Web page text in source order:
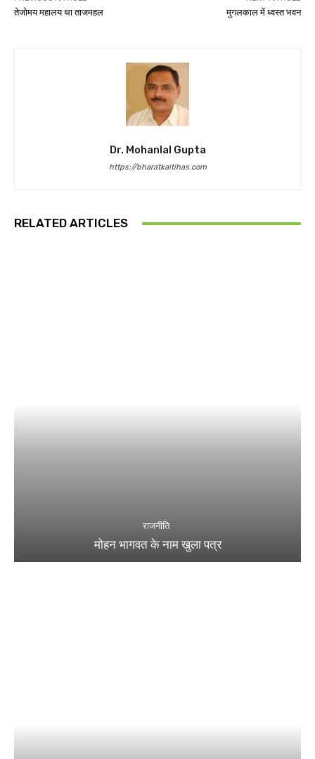
तेजोमय महालय था ताजमहल मुगलकाल में ध्वस्त भवन
Dr. Mohanlal Gupta
https://bharatkaitihas.com
RELATED ARTICLES
राजनीति
मोहन भागवत के नाम खुला पत्र